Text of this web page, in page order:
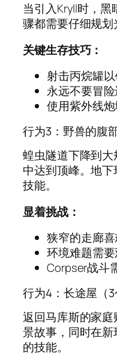
当引入Kryll时，
骤都需要仔细规划
关键生存技巧：
射击丙烷罐
永远不要冒
使用紫外线
行为3：野兽的腹
蝗虫隧道下降到
中达到顶峰。地
技能。
显着挑战：
狭窄的走廊
环境难题需
Corpser战斗
行为4：长途屋（3
返回马库斯的家
景故事，同时在
的技能。